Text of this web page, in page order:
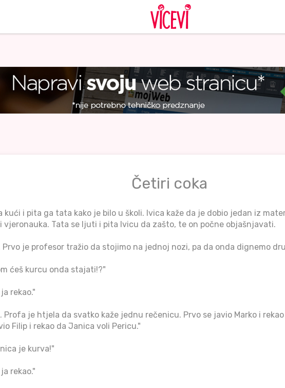
Četiri coka
kući i pita ga tata kako je bilo u školi. Ivica kaže da je dobio jedan iz
vjeronauka. Tata se ljuti i pita Ivicu da zašto, te on počne objašnjavati.
Prvo je profesor tražio da stojimo na jednoj nozi, pa da onda dignemo
ćeš kurcu onda stajati!?"
rekao."
Profa je htjela da svatko kaže jednu rečenicu. Prvo se javio Marko i
Filip i rekao da Janica voli Pericu."
je kurva!"
rekao."